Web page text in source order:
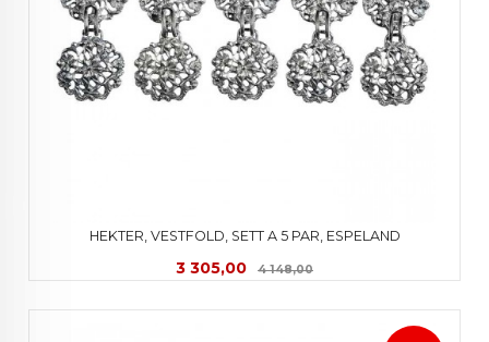
HEKTER, VESTFOLD, SETT A 5 PAR, ESPELAND
Tilbud
3 305,00 4 148,00Rabatt